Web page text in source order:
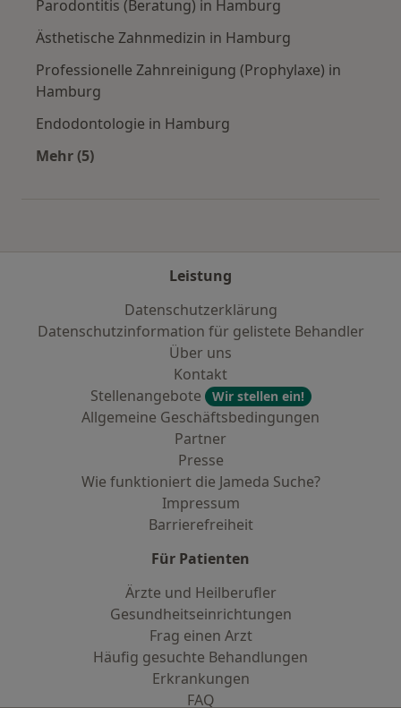
Parodontitis (Beratung) in Hamburg
Ästhetische Zahnmedizin in Hamburg
Professionelle Zahnreinigung (Prophylaxe) in
Hamburg
Endodontologie in Hamburg
Mehr (5)
Leistung
Datenschutzerklärung
Datenschutzinformation für gelistete Behandler
Über uns
Kontakt
Stellenangebote
Wir stellen ein!
Allgemeine Geschäftsbedingungen
Partner
Presse
Wie funktioniert die Jameda Suche?
Impressum
Barrierefreiheit
Für Patienten
Ärzte und Heilberufler
Gesundheitseinrichtungen
Frag einen Arzt
Häufig gesuchte Behandlungen
Erkrankungen
FAQ